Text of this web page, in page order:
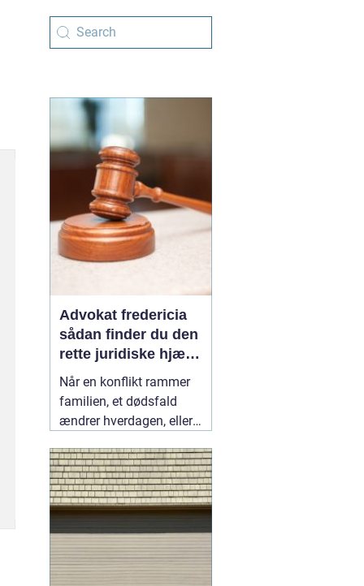
Advokat fredericia
sådan finder du den
rette juridiske hjælp
lokalt
Når en konflikt rammer
familien, et dødsfald
ændrer hverdagen, eller
døren, står mange i
Fredericia med det
samme spørgsmål:
Hvem kan hjælpe mig,
så både jura og følelser
bliver håndteret
ordentligt?